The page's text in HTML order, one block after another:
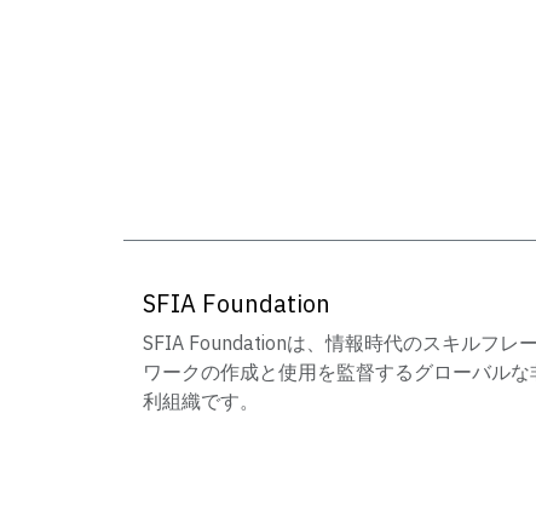
SFIA Foundation
SFIA Foundationは、情報時代のスキルフレ
ワークの作成と使用を監督するグローバルな
利組織です。